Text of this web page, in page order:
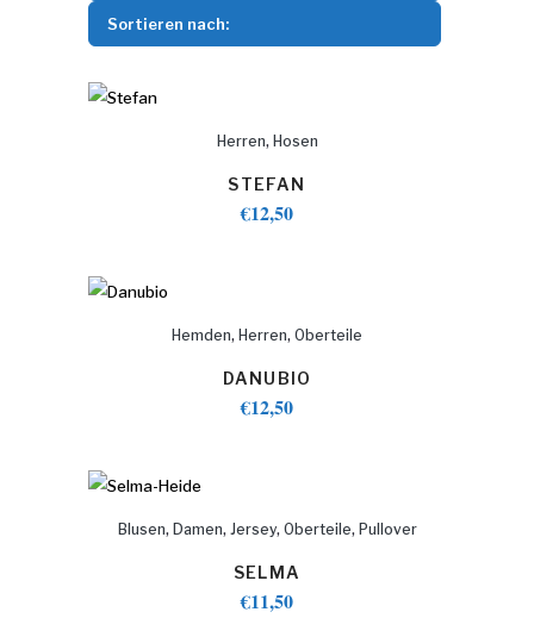
Sortieren nach:
Herren, Hosen
STEFAN
€12,50
Hemden, Herren, Oberteile
DANUBIO
€12,50
Blusen, Damen, Jersey, Oberteile, Pullover
SELMA
€11,50